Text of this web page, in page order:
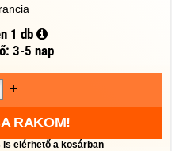
1 db
3-5 nap
+
RAKOM!
elérhető a kosárban